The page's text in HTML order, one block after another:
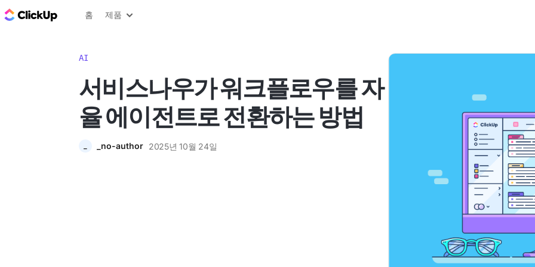
ClickUp 블로그
홈 제품
AI
서비스나우가 워크플로우를 자
율 에이전트로 전환하는 방법
_no-author 2025년 10월 24일